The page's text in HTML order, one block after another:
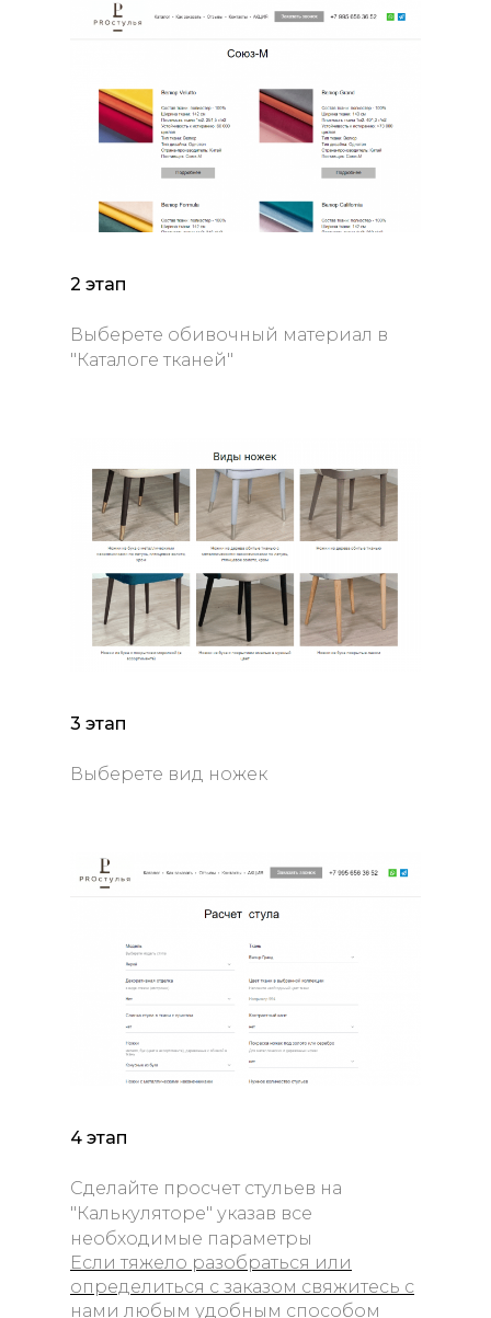
2 этап
Выберете обивочный материал в
"Каталоге тканей"
3 этап
Выберете вид ножек
4 этап
Сделайте просчет стульев на
"Калькуляторе" указав все
необходимые параметры
Если тяжело разобраться или
определиться с заказом свяжитесь с
нами любым удобным способом